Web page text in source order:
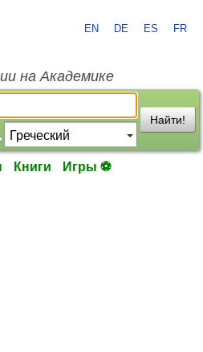
EN DE ES FR
на Академике
Найти!
Книги Игры ⚽